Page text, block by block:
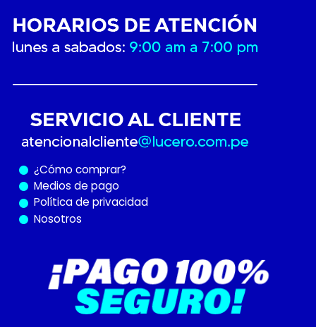
¿Cómo comprar?
Medios de pago
Política de privacidad
Nosotros